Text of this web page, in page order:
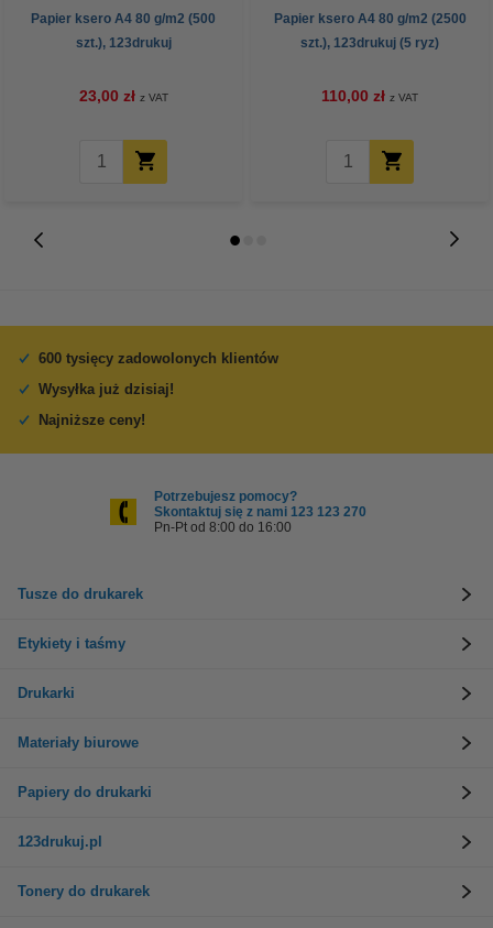
Papier ksero A4 80 g/m2 (500
szt.), 123drukuj
23,00 zł z VAT
Papier ksero A4 80 g/m2 (2500
szt.), 123drukuj (5 ryz)
110,00 zł z VAT
600 tysięcy zadowolonych klientów
Wysyłka już dzisiaj!
Najniższe ceny!
Potrzebujesz pomocy?
Skontaktuj się z nami 123 123 270
Pn-Pt od 8:00 do 16:00
Tusze do drukarek
Etykiety i taśmy
Drukarki
Materiały biurowe
Papiery do drukarki
123drukuj.pl
Tonery do drukarek